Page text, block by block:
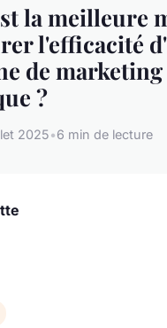
la meilleure
l'efficacité
de marketing
?
2025•6 min de lecture